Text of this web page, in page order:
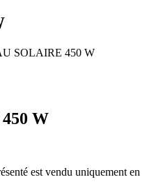
SOLAIRE 450 W
W
est vendu uniquement en